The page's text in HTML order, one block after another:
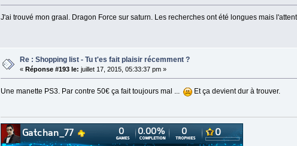
J'ai trouvé mon graal. Dragon Force sur saturn. Les recherches ont été longues mais
Re : Shopping list - Tu t'es fait plaisir récemment ?
«Réponse #193 le: juillet 17, 2015, 05:33:37 pm »
Une manette PS3. Par contre 50€ ça fait toujours mal ... Et ça devient dur à trouver.